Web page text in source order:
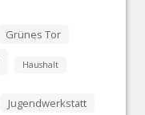
Grünes Tor
Haushalt
Jugendwerkstatt